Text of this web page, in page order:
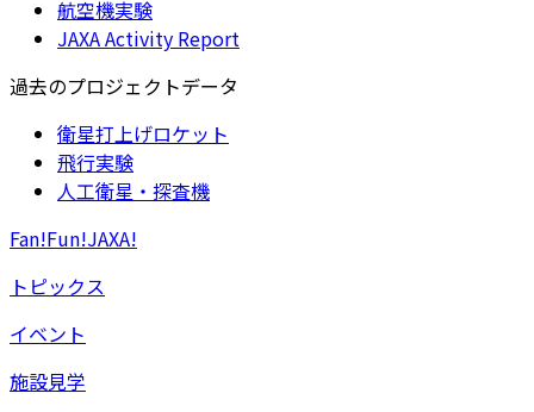
航空機実験
JAXA Activity Report
過去のプロジェクトデータ
衛星打上げロケット
飛行実験
人工衛星・探査機
Fan!Fun!JAXA!
トピックス
イベント
施設見学